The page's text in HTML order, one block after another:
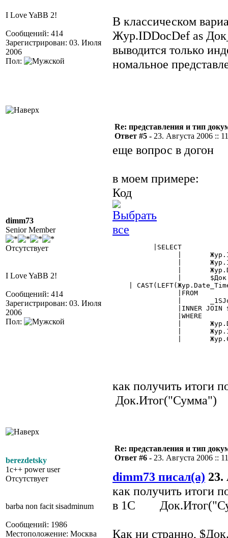
I Love YaBB 2!
Сообщений: 414
Зарегистрирован: 03. Июля
2006
Пол:
В классическом
Жур.IDDocDef as
выводится только
номальное
dimm73
Senior Member
Отсутствует
I Love YaBB 2!
Сообщений: 414
Зарегистрирован: 03. Июля
2006
Пол:
Re: представления и тип
Ответ #5 - 23. Августа 2006 ::
еще вопрос в догон
в моем примере:
Код
|
как получить
Док.Итог("Сумма")
berezdetsky
1c++ power user
Отсутствует
barba non facit sisadminum
Сообщений: 1986
Местоположение: Москва
Re: представления и тип
Ответ #6 - 23. Августа 2006 ::
dimm73 писал(а) 23.
как получить итоги
в 1С
Как ни странно,